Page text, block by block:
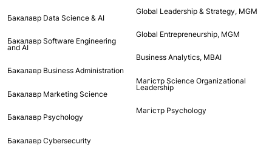
Бакалавр Data Science & AI
Бакалавр Software Engineering
and AI
Бакалавр Business Administration
Бакалавр Marketing Science
Бакалавр Psychology
Бакалавр Cybersecurity
Global Leadership & Strategy, MGM
Global Entrepreneurship, MGM
Business Analytics, MBAI
Магістр Science Organizational
Leadership
Магістр Psychology